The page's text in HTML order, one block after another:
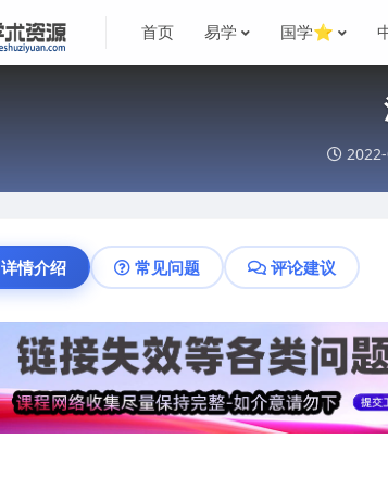
首页 易学 国学⭐
详情介绍 常见问题 评论建议